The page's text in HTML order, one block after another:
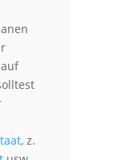
, z.